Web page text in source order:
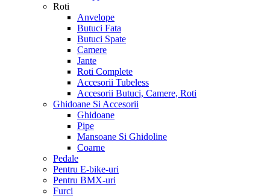
Roti
Anvelope
Butuci Fata
Butuci Spate
Camere
Jante
Roti Complete
Accesorii Tubeless
Accesorii Butuci, Camere, Roti
Ghidoane Si Accesorii
Ghidoane
Pipe
Mansoane Si Ghidoline
Coarne
Pedale
Pentru E-bike-uri
Pentru BMX-uri
Furci